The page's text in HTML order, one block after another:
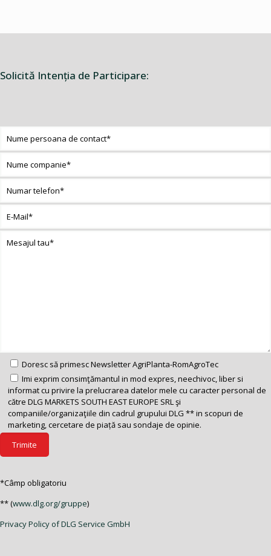
Solicită Intenţia de Participare:
Doresc să primesc Newsletter AgriPlanta-RomAgroTec
Imi exprim consimţămantul in mod expres, neechivoc, liber si
informat cu privire la prelucrarea datelor mele cu caracter personal de
către DLG MARKETS SOUTH EAST EUROPE SRL şi
companiile/organizaţiile din cadrul grupului DLG ** in scopuri de
marketing, cercetare de piață sau sondaje de opinie.
*Câmp obligatoriu
** (www.dlg.org/gruppe)
Privacy Policy of DLG Service GmbH